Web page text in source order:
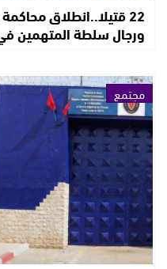
22 قتيلا..انطلاق
ورجال سلطة المتهمين
مجتمع